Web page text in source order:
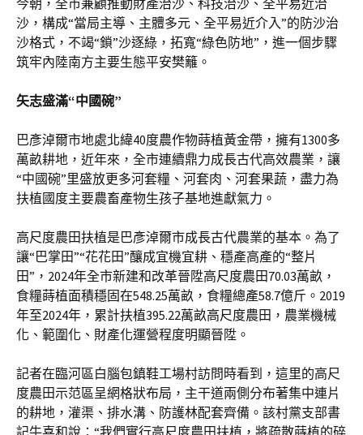
沙，構成“當局主導、主體多元、全平易近介入”的防沙治
沙格式，不竭“鎖”沙逐綠，拓寬“綠色防地”，進一個步驟
筑牢內陸南方主要生態平安樊籬。
矢志盛滿“中國碗”
巴彥淖爾市地處北緯40度農作物蒔植黃金帶，擁有1300多
萬畝耕地，近年來，全市連續鼎力成長古代高效農業，讓
“中國碗”里盛放更多河套糧、河套肉、河套果蔬，盡力為
扶植國度主要農畜產物生孩子基地進獻氣力。
高尺度農田扶植是巴彥淖爾市成長古代農業的基本。為了
讓“巴掌田”“花花田”釀成宜機宜耕、穩產高產的“整片
田”，2024年全市新建和改革晉陞高尺度農田70.03萬畝，
食糧蒔植面積穩固在548.25萬畝，食糧總產58.7億斤。2019
年至2024年，累計扶植395.22萬畝高尺度農田，農業機械
化、範圍化、財產化運營程度明顯晉陞。
記者在臨河區白腦包鎮鞋工場村訪問時看到，這里的高尺
度農田示范區呈網格狀布局，主干道兩側分布著集中連片
的耕地，灌渠、排水溝、防護林配套齊備。該村黨支部書
記牛喜和說：“我們實行高尺度農田扶植，將疏散蒔植的碎